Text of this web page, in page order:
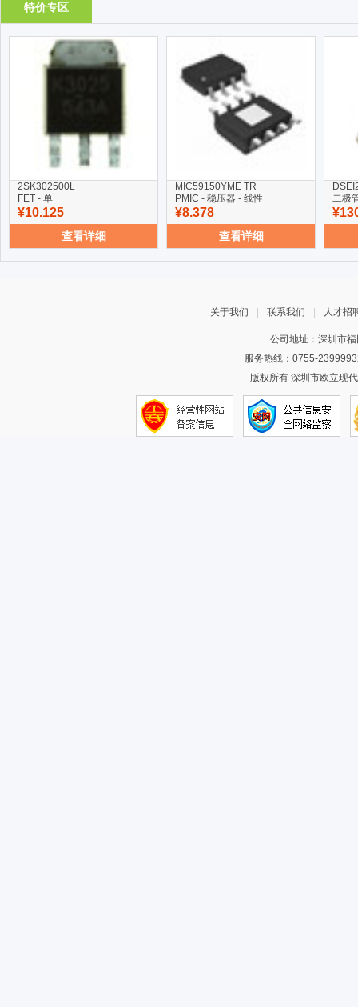
特价专区
2SK302500L
FET - 单
¥10.125
查看详细
MIC59150YME TR
PMIC - 稳压器 - 线性
¥8.378
查看详细
二极
关于我们 联系我们 人才招
公司地址：深圳市
服务热线：0755-
版权所有 深圳市欧立